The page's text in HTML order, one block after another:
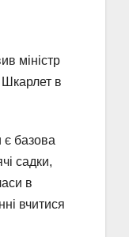
міністр
Шкарлет в
є базова
садки,
в
вчитися